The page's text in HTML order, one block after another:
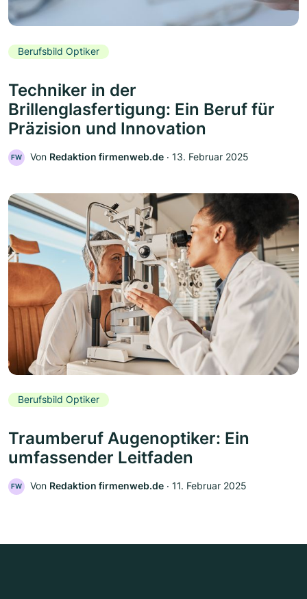
Berufsbild Optiker
Techniker in der
Brillenglasfertigung: Ein Beruf für
Präzision und Innovation
FW Von Redaktion firmenweb.de ‧ 13. Februar 2025
Berufsbild Optiker
Traumberuf Augenoptiker: Ein
umfassender Leitfaden
FW Von Redaktion firmenweb.de ‧ 11. Februar 2025